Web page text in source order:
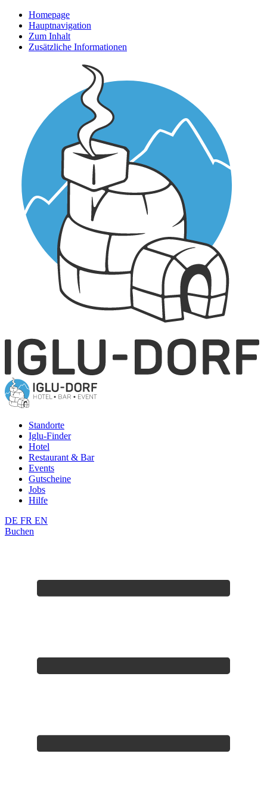
Homepage
Hauptnavigation
Zum Inhalt
Zusätzliche Informationen
Standorte
Iglu-Finder
Hotel
Restaurant & Bar
Events
Gutscheine
Jobs
Hilfe
DE FR EN
Buchen